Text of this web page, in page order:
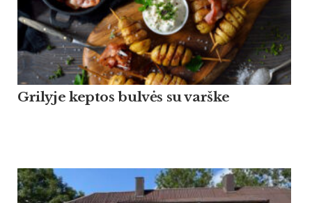
Grilyje keptos bulvės su varške